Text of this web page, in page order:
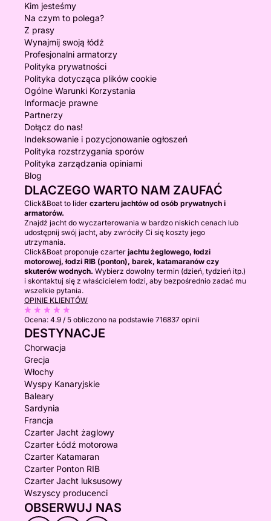
Kim jesteśmy
Na czym to polega?
Z prasy
Wynajmij swoją łódź
Profesjonalni armatorzy
Polityka prywatności
Polityka dotycząca plików cookie
Ogólne Warunki Korzystania
Informacje prawne
Partnerzy
Dołącz do nas!
Indeksowanie i pozycjonowanie ogłoszeń
Polityka rozstrzygania sporów
Polityka zarządzania opiniami
Blog
DLACZEGO WARTO NAM ZAUFAĆ
Click&Boat to lider czarteru jachtów od osób prywatnych i
armatorów.
Znajdź jacht do wyczarterowania w bardzo niskich cenach lub
udostępnij swój jacht, aby zwróciły Ci się koszty jego
utrzymania.
Click&Boat proponuje czarter jachtu żeglowego, łodzi
motorowej, łodzi RIB (ponton), barek, katamaranów czy
skuterów wodnych. Wybierz dowolny termin (dzień, tydzień itp.)
i skontaktuj się z właścicielem łodzi, aby bezpośrednio zadać mu
wszelkie pytania.
OPINIE KLIENTÓW
Ocena: 4.9 / 5 obliczono na podstawie 716837 opinii
DESTYNACJE
Chorwacja
Grecja
Włochy
Wyspy Kanaryjskie
Baleary
Sardynia
Francja
Czarter Jacht żaglowy
Czarter Łódź motorowa
Czarter Katamaran
Czarter Ponton RIB
Czarter Jacht luksusowy
Wszyscy producenci
OBSERWUJ NAS